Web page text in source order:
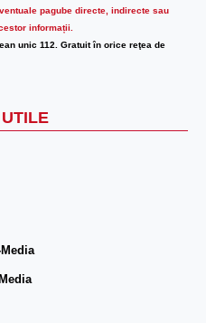
pagube directe, indirecte sau
informații.
unic 112. Gratuit în orice reţea de
UTILE